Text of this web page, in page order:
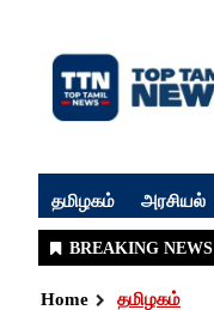
தமிழகம் அரசியல்
Home தமிழகம்